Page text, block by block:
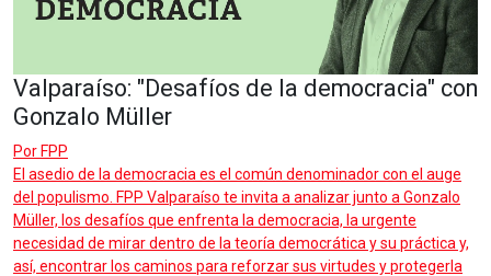
Valparaíso: "Desafíos de la democracia" con
Gonzalo Müller
Por FPP
El asedio de la democracia es el común denominador con el auge
del populismo. FPP Valparaíso te invita a analizar junto a Gonzalo
Müller, los desafíos que enfrenta la democracia, la urgente
necesidad de mirar dentro de la teoría democrática y su práctica y,
así, encontrar los caminos para reforzar sus virtudes y protegerla